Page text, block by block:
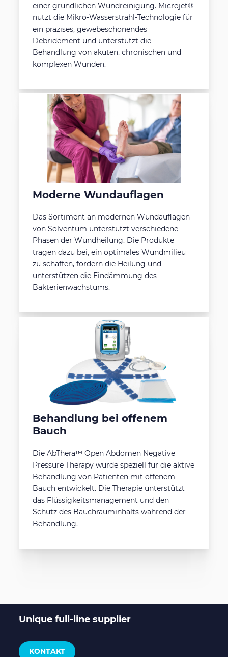
einer gründlichen Wundreinigung. Microjet®
nutzt die Mikro-Wasserstrahl-Technologie für
ein präzises, gewebeschonendes
Debridement und unterstützt die
Behandlung von akuten, chronischen und
komplexen Wunden.
Moderne Wundauflagen
Das Sortiment an modernen Wundauflagen
von Solventum unterstützt verschiedene
Phasen der Wundheilung. Die Produkte
tragen dazu bei, ein optimales Wundmilieu
zu schaffen, fördern die Heilung und
unterstützen die Eindämmung des
Bakterienwachstums.
Behandlung bei offenem
Bauch
Die AbThera™ Open Abdomen Negative
Pressure Therapy wurde speziell für die aktive
Behandlung von Patienten mit offenem
Bauch entwickelt. Die Therapie unterstützt
das Flüssigkeitsmanagement und den
Schutz des Bauchrauminhalts während der
Behandlung.
Unique full-line supplier
KONTAKT